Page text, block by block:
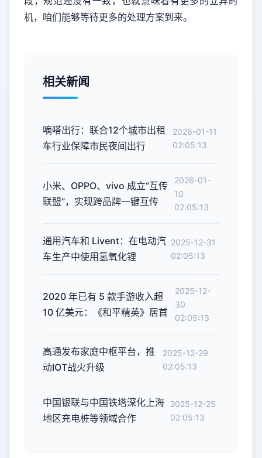
机，咱们能够等待更多的处理方案到来。
相关新闻
嘀嗒出行：联合12个城市出租
车行业保障市民夜间出行
2026-01-11
02:05:13
小米、OPPO、vivo 成立“互传
联盟”，实现跨品牌一键互传
2026-01-
10
02:05:13
通用汽车和 Livent：在电动汽
车生产中使用氢氧化锂
2025-12-31
02:05:13
2020 年已有 5 款手游收入超
10 亿美元：《和平精英》居首
2025-12-
30
02:05:13
高通发布家庭中枢平台，推
动IOT战火升级
2025-12-29
02:05:13
中国银联与中国铁塔深化上海
地区充电桩等领域合作
2025-12-25
02:05:13